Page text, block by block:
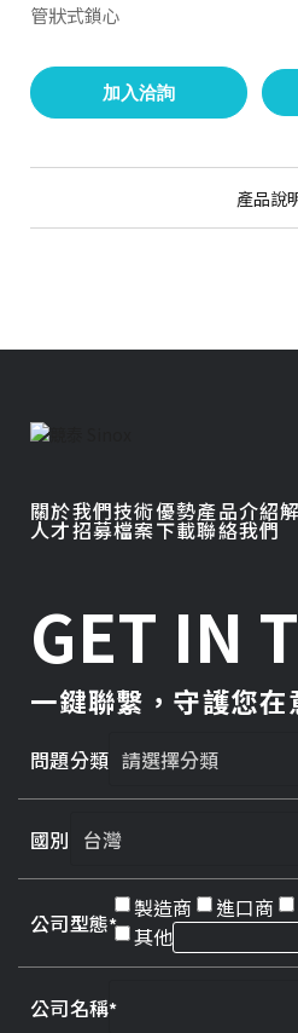
管狀式鎖心
加入洽詢
產品說
關於我們技術優勢產品介紹
人才招募檔案下載聯絡我們
GET IN
一鍵聯繫，守護您
問題分類
國別
公司型態
製造商 進口商
其他
公司名稱